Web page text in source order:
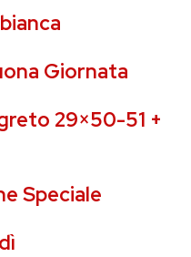
Giornata
29×50-51 +
Speciale